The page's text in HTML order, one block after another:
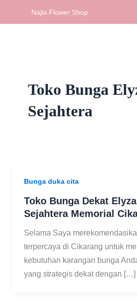
Najla Flower Shop
Toko Bunga
Sejahtera
Bunga duka cita
Toko Bunga Dekat
Sejahtera Memorial
Selama Saya
terpercaya di Cikarang untuk
kebutuhan karangan bunga
yang strategis dekat dengan […]